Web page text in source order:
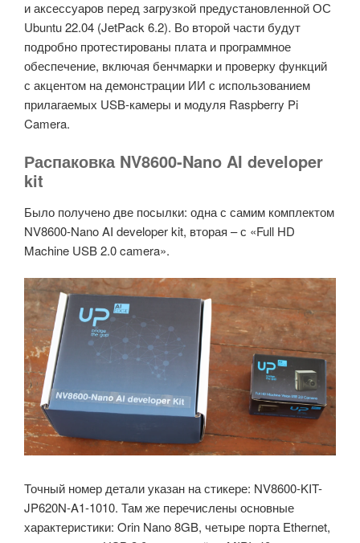
и аксессуаров перед загрузкой предустановленной ОС
Ubuntu 22.04 (JetPack 6.2). Во второй части будут
подробно протестированы плата и программное
обеспечение, включая бенчмарки и проверку функций
с акцентом на демонстрации ИИ с использованием
прилагаемых USB-камеры и модуля Raspberry Pi
Camera.
Распаковка NV8600-Nano AI developer
kit
Было получено две посылки: одна с самим комплектом
NV8600-Nano AI developer kit, вторая – с «Full HD
Machine USB 2.0 camera».
Точный номер детали указан на стикере: NV8600-KIT-
JP620N-A1-1010. Там же перечислены основные
характеристики: Orin Nano 8GB, четыре порта Ethernet,